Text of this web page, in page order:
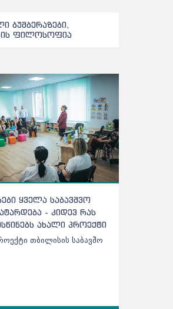
ბუმბერაზები,
ფილოსოფია
ქარელის საბავშვო ბაღებში
შეტანილი ხორცი უხარისხო
აღმოჩნდა - დეტალები
ქარელის საბავშვო ბაღებში